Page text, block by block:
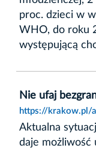
proc. dzieci w
WHO, do roku
występującą
Nie ufaj
https://krakow.pl/
Aktualna
daje możliwość